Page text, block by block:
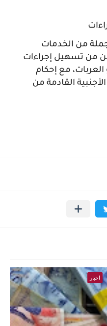
جملة من الخدمات
من تسهيل إجراءات
مع إحكام
القادمة من
اخبار